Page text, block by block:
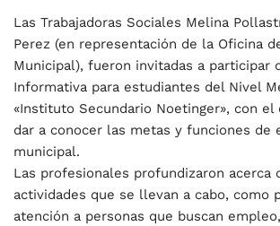
Las Trabajadoras Sociales Melina
Perez (en representación de la Oficina
Municipal), fueron invitadas a participar
Informativa para estudiantes del Nivel
«Instituto Secundario Noetinger», con
dar a conocer las metas y funciones de
municipal.
Las profesionales profundizaron acerca
actividades que se llevan a cabo, como
atención a personas que buscan